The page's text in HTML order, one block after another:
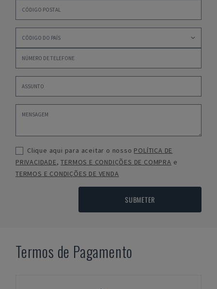
Clique aqui para aceitar o nosso POLÍTICA DE
PRIVACIDADE,TERMOS E CONDIÇÕES DE COMPRA e
TERMOS E CONDIÇÕES DE VENDA
SUBMETER
Termos de Pagamento